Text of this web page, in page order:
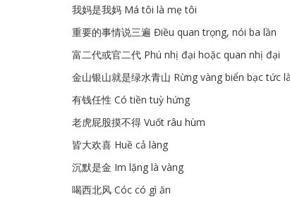
我妈是我妈 Má tôi là mẹ tôi
重要的事情说三遍 Điều quan trọng, nói ba lần
富二代或官二代 Phú nhị đại hoặc quan nhị đại
金山银山就是绿水青山 Rừng vàng biển bạc tức
有钱任性 Có tiền tuỳ hứng
老虎屁股摸不得 Vuốt râu hùm
皆大欢喜 Huề cả làng
沉默是金 Im lặng là vàng
喝西北风 Cóc có gì ăn